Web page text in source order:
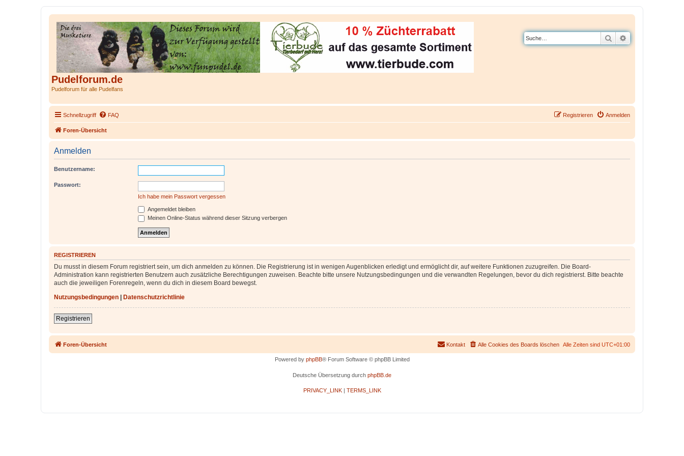
Pudelforum.de
Pudelforum für alle Pudelfans
Suche
Schnellzugriff FAQ Anmelden
Registrieren
Foren-Übersicht
Anmelden
Benutzername:
Passwort:
Ich habe mein Passwort vergessen
Angemeldet bleiben
Meinen Online-Status während dieser Sitzung verbergen
REGISTRIEREN
Du musst in diesem Forum registriert sein, um dich anmelden zu können. Die Registrierung ist in wenigen Augenblicken erledigt und ermöglicht dir, auf weitere Funktionen zuzugreifen. Die Board-
Administration kann registrierten Benutzern auch zusätzliche Berechtigungen zuweisen. Beachte bitte unsere Nutzungsbedingungen und die verwandten Regelungen, bevor du dich registrierst. Bitte beachte
auch die jeweiligen Forenregeln, wenn du dich in diesem Board bewegst.
Nutzungsbedingungen
Datenschutzrichtlinie
Registrieren
Foren-Übersicht Alle Zeiten sind UTC+01:00
Alle Cookies des Boards löschen
Kontakt
Powered by phpBB® Forum Software © phpBB Limited
Deutsche Übersetzung durch phpBB.de
PRIVACY_LINK| TERMS_LINK